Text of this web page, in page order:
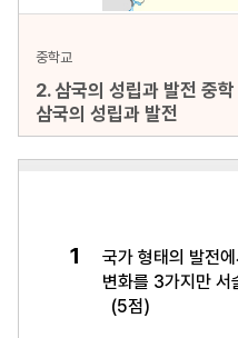
중학교
2. 삼국의 성립과 발전 중
삼국의 성립과 발전
문항수 : 30문항